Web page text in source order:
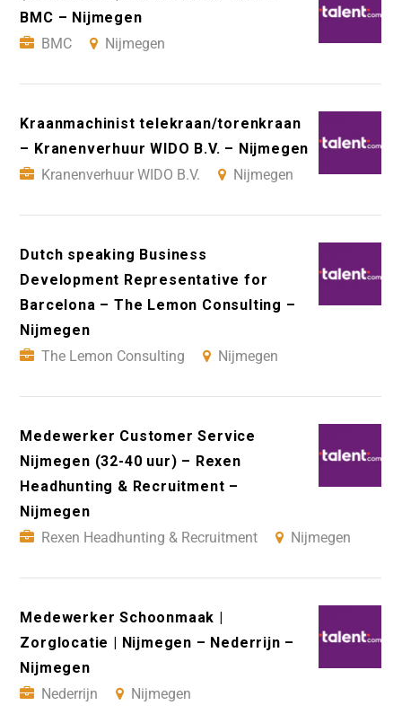
BMC – Nijmegen
BMC
Nijmegen
Kraanmachinist telekraan/torenkraan
– Kranenverhuur WIDO B.V. – Nijmegen
Kranenverhuur WIDO B.V.
Nijmegen
Dutch speaking Business
Development Representative for
Barcelona – The Lemon Consulting –
Nijmegen
The Lemon Consulting
Nijmegen
Medewerker Customer Service
Nijmegen (32-40 uur) – Rexen
Headhunting & Recruitment –
Nijmegen
Rexen Headhunting & Recruitment
Nijmegen
Medewerker Schoonmaak |
Zorglocatie | Nijmegen – Nederrijn –
Nijmegen
Nederrijn
Nijmegen